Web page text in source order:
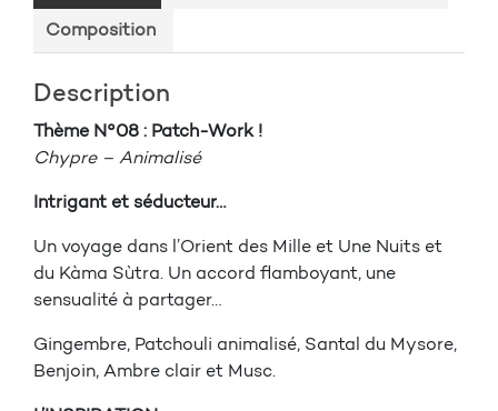
Composition
Description
Thème N°08 : Patch-Work !
Chypre – Animalisé
Intrigant et séducteur…
Un voyage dans l’Orient des Mille et Une Nuits et
du Kàma Sùtra. Un accord flamboyant, une
sensualité à partager…
Gingembre, Patchouli animalisé, Santal du Mysore,
Benjoin, Ambre clair et Musc.